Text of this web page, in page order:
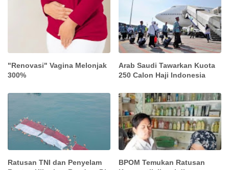
"Renovasi" Vagina Melonjak
300%
Arab Saudi Tawarkan Kuota
250 Calon Haji Indonesia
Ratusan TNI dan Penyelam
BPOM Temukan Ratusan